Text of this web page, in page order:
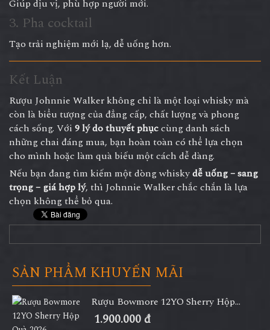
Giúp dịu vị, phù hợp người mới.
3. Pha cocktail
Tạo trải nghiệm mới lạ, dễ uống hơn.
Kết Luận
Rượu Johnnie Walker không chỉ là một loại whisky mà
còn là biểu tượng của đẳng cấp, chất lượng và phong
cách sống. Với 9 lý do thuyết phụccùng danh sách
những chai đáng mua, bạn hoàn toàn có thể lựa chọn
cho mình hoặc làm quà biếu một cách dễ dàng.
Nếu bạn đang tìm kiếm một dòng whiskydễ uống – sang
trọng – giá hợp lý, thì Johnnie Walker chắc chắn là lựa
chọn không thể bỏ qua.
SẢN PHẨM KHUYẾN MÃI
Rượu Bowmore 12YO Sherry Hộp...
1.900.000 đ